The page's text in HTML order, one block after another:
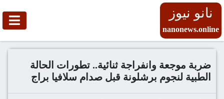
نانو نيوز
nanonews.online
ضربة موجعة وانفراجة ثنائية.. تطورات الحالة
الطبية لنجوم برشلونة قبل صدام سلافيا براج